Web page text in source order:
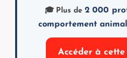
🎓 Plus de 2 000
comportement animal
Accéder à